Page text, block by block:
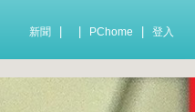
新聞 PChome 登入